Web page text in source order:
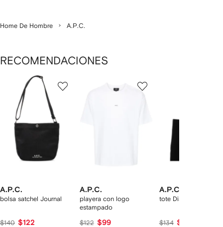
Home De Hombre A.P.C.
RECOMENDACIONES
A.P.C.
bolsa satchel Journal
$140 $122
A.P.C.
playera con logo
estampado
$122 $99
A.P.C.
tote Diane
$134 $106